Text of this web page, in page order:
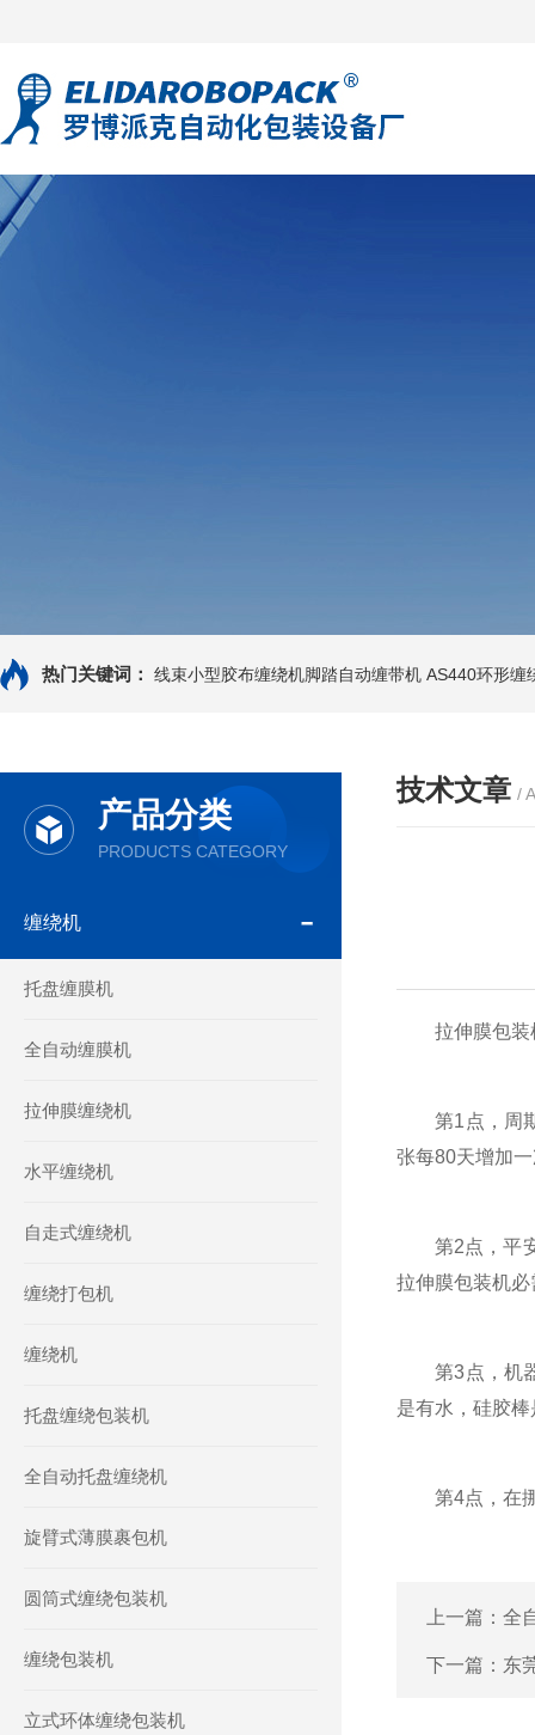
热门关键词： 线束小型胶布缠绕机脚踏自动缠带机 AS440环形缠
产品分类
PRODUCTS CATEGORY
缠绕机
托盘缠膜机
全自动缠膜机
拉伸膜缠绕机
水平缠绕机
自走式缠绕机
缠绕打包机
缠绕机
托盘缠绕包装机
全自动托盘缠绕机
旋臂式薄膜裹包机
圆筒式缠绕包装机
缠绕包装机
立式环体缠绕包装机
技术文章 /
拉伸膜包装
第1点，周期
张每80天增加
第2点，平安
拉伸膜包装机
第3点，机器
是有水，硅胶
第4点，在挪
上一篇： 全
下一篇： 东